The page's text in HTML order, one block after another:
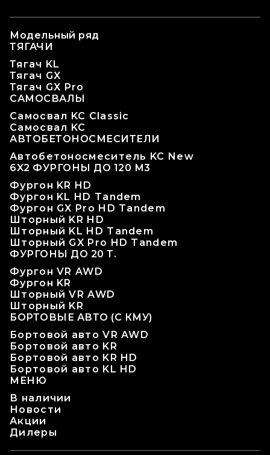
Модельный ряд
ТЯГАЧИ
Тягач KL
Тягач GX
Тягач GX Pro
САМОСВАЛЫ
Самосвал KC Classic
Самосвал KC
АВТОБЕТОНОСМЕСИТЕЛИ
Автобетоносмеситель KC New
6X2 ФУРГОНЫ ДО 120 М3
Фургон KR HD
Фургон KL HD Tandem
Фургон GX Pro HD Tandem
Шторный KR HD
Шторный KL HD Tandem
Шторный GX Pro HD Tandem
ФУРГОНЫ ДО 20 Т.
Фургон VR AWD
Фургон KR
Шторный VR AWD
Шторный KR
БОРТОВЫЕ АВТО (С КМУ)
Бортовой авто VR AWD
Бортовой авто KR
Бортовой авто KR HD
Бортовой авто KL HD
МЕНЮ
В наличии
Новости
Акции
Дилеры